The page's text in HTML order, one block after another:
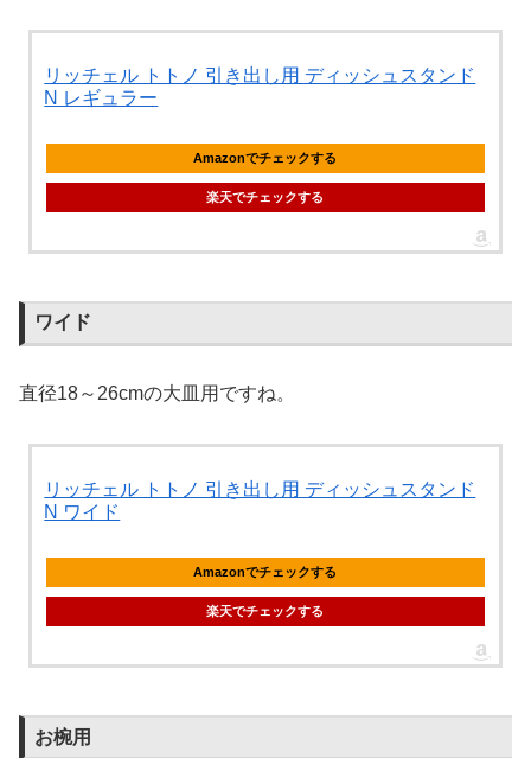
リッチェル トトノ 引き出し用 ディッシュスタンド
N レギュラー
Amazonでチェックする
楽天でチェックする
ワイド
直径18～26cmの大皿用ですね。
リッチェル トトノ 引き出し用 ディッシュスタンド
N ワイド
Amazonでチェックする
楽天でチェックする
お椀用